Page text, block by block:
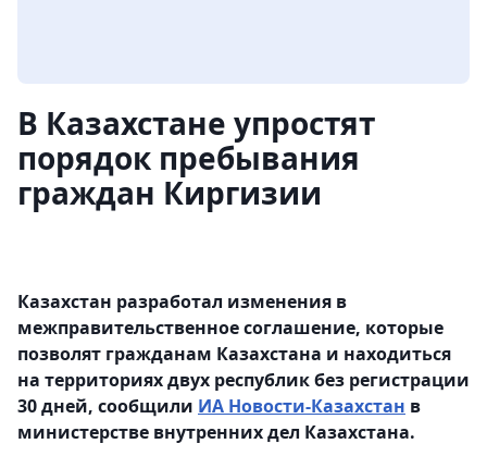
В Казахстане упростят
порядок пребывания
граждан Киргизии
Казахстан разработал изменения в
межправительственное соглашение, которые
позволят гражданам Казахстана и находиться
на территориях двух республик без регистрации
30 дней, сообщили ИА Новости-Казахстан в
министерстве внутренних дел Казахстана.